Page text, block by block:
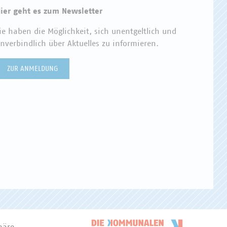
geht es zum Newsletter
haben die Möglichkeit, sich unentgeltlich und
über Aktuelles zu informieren.
ZUR ANMELDUNG